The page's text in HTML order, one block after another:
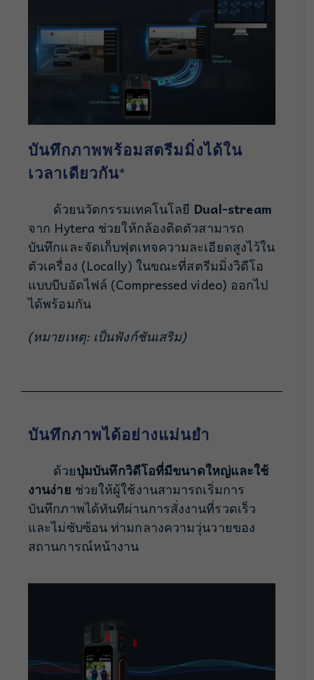
บันทึกภาพพร้อมสตรีมมิ่งได้ใน
เวลาเดียวกัน*
ด้วยนวัตกรรมเทคโนโลยี Dual-stream
จาก Hytera ช่วยให้กล้องติดตัวสามารถ
บันทึกและจัดเก็บฟุตเทจความละเอียดสูงไว้ใน
ตัวเครื่อง (Locally) ในขณะที่สตรีมมิ่งวิดีโอ
แบบบีบอัดไฟล์ (Compressed video) ออกไป
ได้พร้อมกัน
(หมายเหตุ: เป็นฟังก์ชันเสริม)
บันทึกภาพได้อย่างแม่นยำ
ด้วยปุ่มบันทึกวิดีโอที่มีขนาดใหญ่และใช้
งานง่าย ช่วยให้ผู้ใช้งานสามารถเริ่มการ
บันทึกภาพได้ทันทีผ่านการสั่งงานที่รวดเร็ว
และไม่ซับซ้อน ท่ามกลางความวุ่นวายของ
สถานการณ์หน้างาน